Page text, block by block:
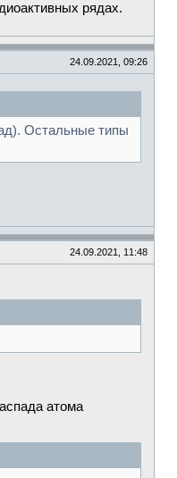
рядах.
24.09.2021, 09:26
Остальные типы
24.09.2021, 11:48
атома